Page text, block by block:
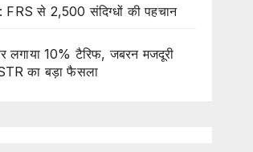
FRS से 2,500 संदिग्धों की पहचान
लगाया 10% टैरिफ, जबरन मजदूरी
का बड़ा फैसला